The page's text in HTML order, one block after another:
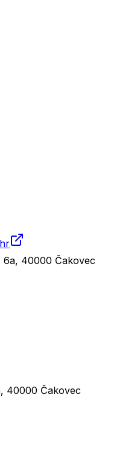
6a, 40000 Čakovec
40000 Čakovec